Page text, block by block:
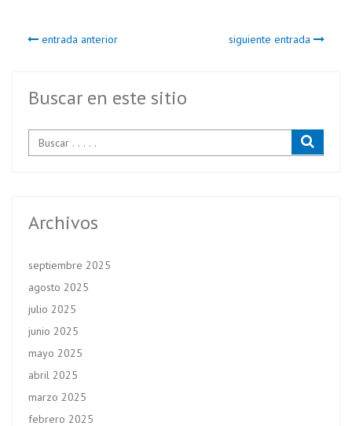
o
k
er A
p
entrada anterior siguiente entrada
Buscar en este sitio
Archivos
septiembre 2025
agosto 2025
julio 2025
junio 2025
mayo 2025
abril 2025
marzo 2025
febrero 2025